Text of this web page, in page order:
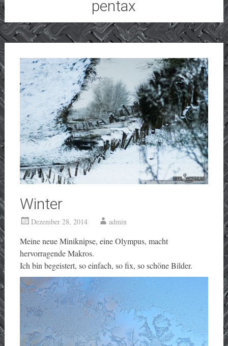
pentax
Winter
Dezember 28, 2014 admin
Meine neue Miniknipse, eine Olympus, macht
hervorragende Makros.
Ich bin begeistert, so einfach, so fix, so schöne Bilder.